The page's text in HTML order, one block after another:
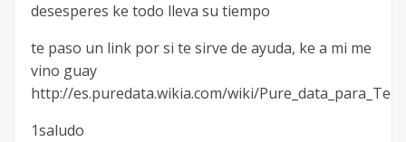
desesperes ke todo lleva su tiempo
te paso un link por si te sirve de ayuda, ke a mi me
vino guay
http://es.puredata.wikia.com/wiki/
1saludo